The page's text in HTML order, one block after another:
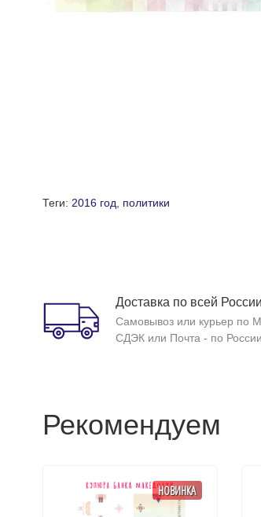
Теги: 2016 год политики
Доставка по всей России
Самовывоз или курьер по
СДЭК или Почта - по
Рекомендуем
НОВИНКА